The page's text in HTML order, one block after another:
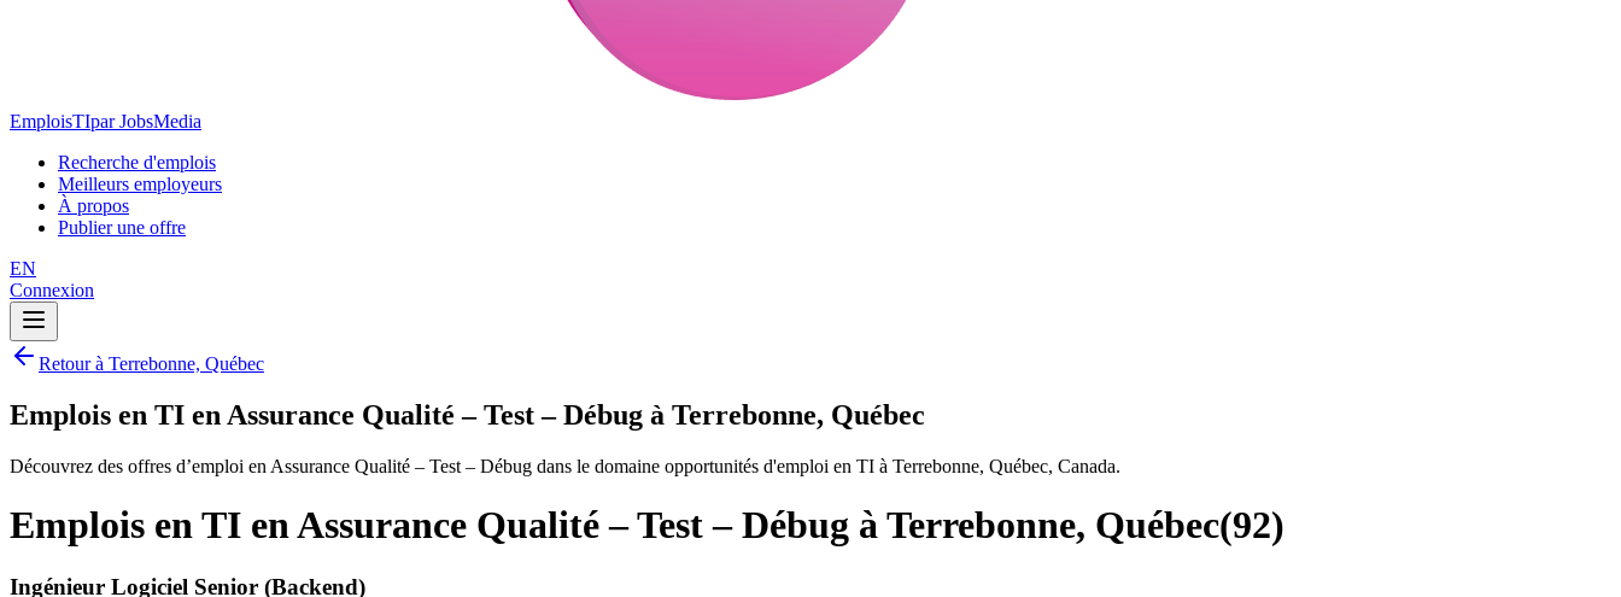
EmploisTIpar JobsMedia
Recherche d'emplois
Meilleurs employeurs
À propos
Publier une offre
EN
Connexion
Retour à Terrebonne, Québec
Emplois en TI en Assurance Qualité – Test – Débug à Terrebonne, Québec
Découvrez des offres d’emploi en Assurance Qualité – Test – Débug dans le domaine opportunités d'emploi en TI à Terrebonne, Québec, Canada.
Emplois en TI en Assurance Qualité – Test – Débug à Terrebonne, Québec(92)
Ingénieur Logiciel Senior (Backend)